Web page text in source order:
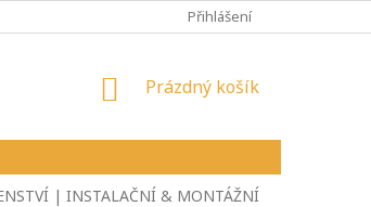
REKLAMAČNÍ ŘÁD
Přihlášení
NÁKUPNÍ
Prázdný košík
| INSTALAČNÍ & MONTÁŽNÍ